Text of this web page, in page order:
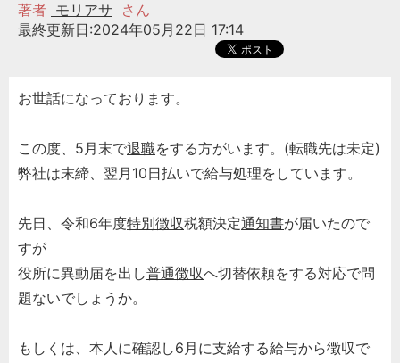
著者 モリアサ
さん
最終更新日:2024年05月22日 17:14
お世話になっております。
この度、5月末で退職をする方がいます。(転職先は未定)
弊社は末締、翌月10日払いで給与処理をしています。
先日、令和6年度特別徴収税額決定通知書が届いたので
すが
役所に異動届を出し普通徴収へ切替依頼をする対応で問
題ないでしょうか。
もしくは、本人に確認し6月に支給する給与から徴収で